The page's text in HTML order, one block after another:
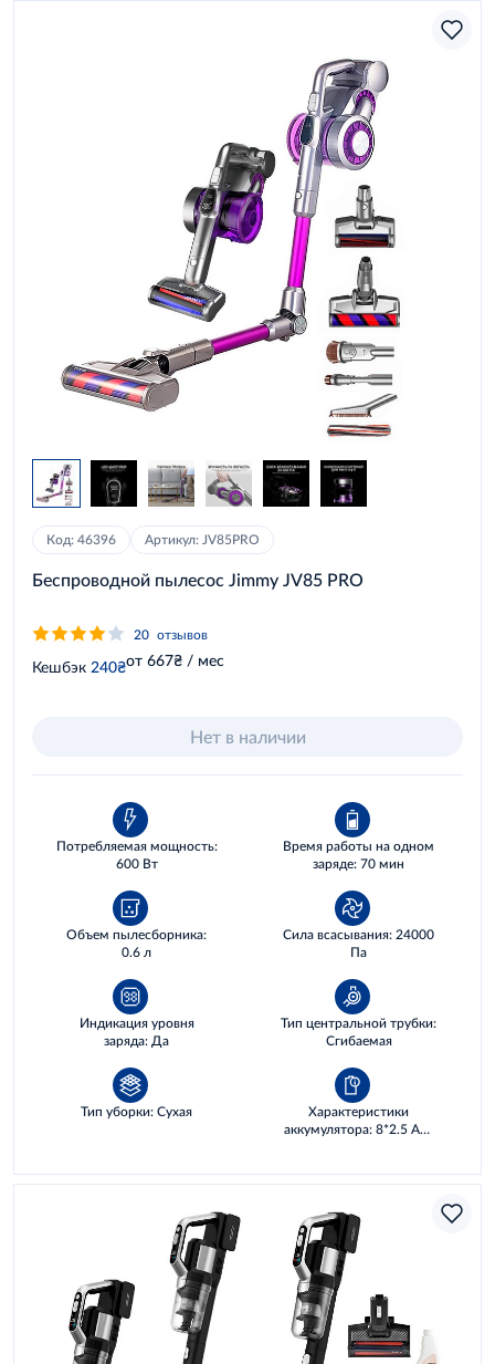
Код: 46396 Артикул: JV85PRO
Беспроводной пылесос Jimmy JV85 PRO
20 отзывов
Кешбэк 240₴от 667₴ / мес
Нет в наличии
Потребляемая мощность:
600 Вт
Время работы на одном
заряде: 70 мин
Объем пылесборника:
0.6 л
Сила всасывания: 24000
Па
Индикация уровня
заряда: Да
Тип центральной трубки:
Сгибаемая
Тип уборки: Сухая
Характеристики
аккумулятора: 8*2.5 AH,